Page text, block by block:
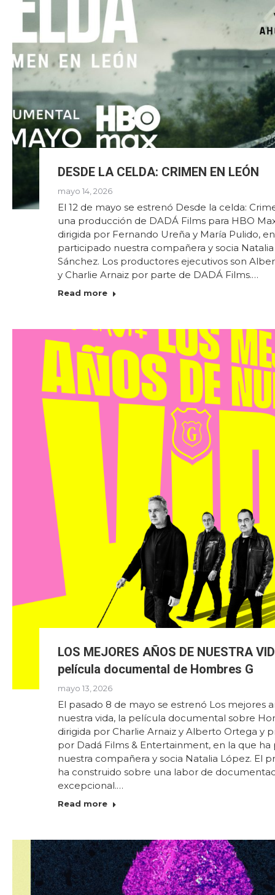
DESDE LA CELDA: CRIMEN EN LEÓN
mayo 14, 2026
El 12 de mayo se estrenó Desde la celda:
una producción de DADÁ Films para HBO
dirigida por Fernando Ureña y María Pulido,
participado nuestra compañera y socia
Sánchez. Los productores ejecutivos son
y Charlie Arnaiz por parte de DADÁ Films.…
Read more
LOS MEJORES AÑOS DE NUESTRA
película documental de Hombres G
mayo 13, 2026
El pasado 8 de mayo se estrenó Los mejores
nuestra vida, la película documental sobre
dirigida por Charlie Arnaiz y Alberto Ortega y
por Dadá Films & Entertainment, en la que
nuestra compañera y socia Natalia López. El
ha construido sobre una labor de
excepcional.…
Read more